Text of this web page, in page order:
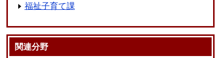
福祉子育て課
関連分野